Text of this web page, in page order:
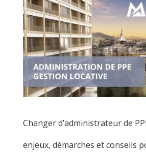
Changer d’administrateur de
enjeux, démarches et conseils